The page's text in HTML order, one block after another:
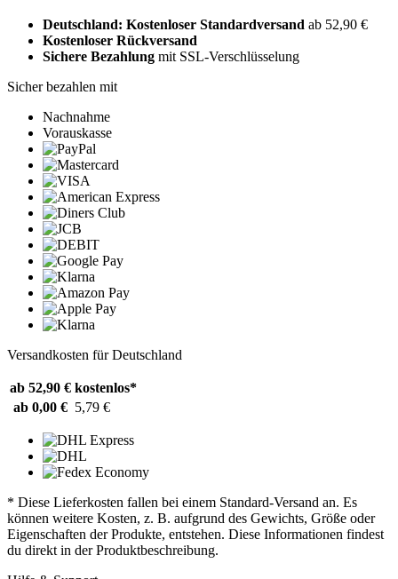
Deutschland: Kostenloser Standardversand ab 52,90 €
Kostenloser Rückversand
Sichere Bezahlung mit SSL-Verschlüsselung
Sicher bezahlen mit
Nachnahme
Vorauskasse
Versandkosten für Deutschland
ab 52,90 € kostenlos*
ab 0,00 € 5,79 €
* Diese Lieferkosten fallen bei einem Standard-Versand an. Es
können weitere Kosten, z. B. aufgrund des Gewichts, Größe oder
Eigenschaften der Produkte, entstehen. Diese Informationen findest
du direkt in der Produktbeschreibung.